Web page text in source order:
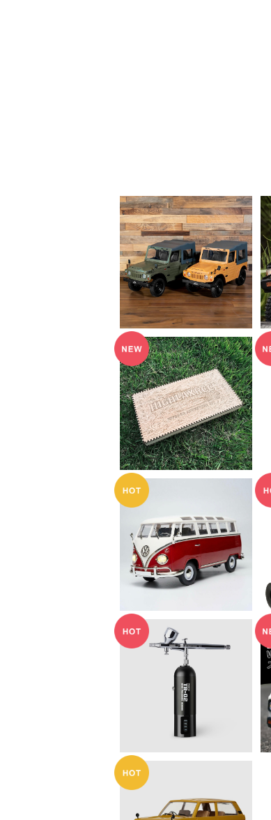
WPL JAPAN スズキ
ジムニー(SJ10 4型) C
84-1 RTR
¥17,600
HIGHLAXRCC Speci
al Limited Box
¥17,600
WPL JAPAN Miniシリ
ーズ CXD D52 RTR V
olkswagen Type 2
(ワーゲンバス)
¥8,800
SOLD OUT
PROFIX TR-02 PRO
充電式エアブラシ マット
ブラック
¥9,900
SOLD OUT